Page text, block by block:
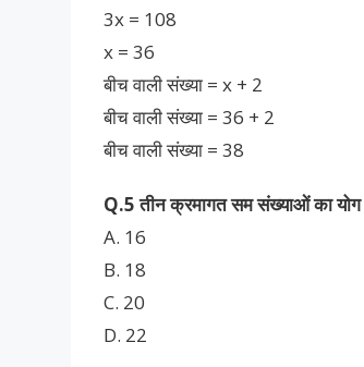
3x = 108
x = 36
बीच वाली संख्या = x + 2
बीच वाली संख्या = 36 + 2
बीच वाली संख्या = 38
Q.5 तीन क्रमागत सम संख्याओं का
A. 16
B. 18
C. 20
D. 22